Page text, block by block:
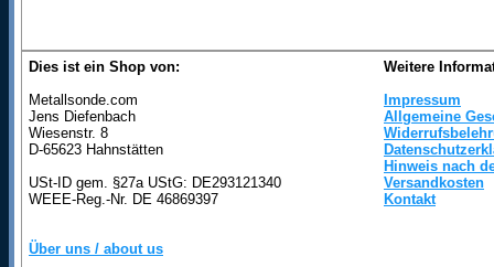
Dies ist ein Shop von:
Metallsonde.com
Jens Diefenbach
Wiesenstr. 8
D-65623 Hahnstätten
USt-ID gem. §27a UStG: DE293121340
WEEE-Reg.-Nr. DE 46869397
Über uns / about us
Weitere
Impressum
Allgemeine
Hinweis nach
Versandkosten
Kontakt